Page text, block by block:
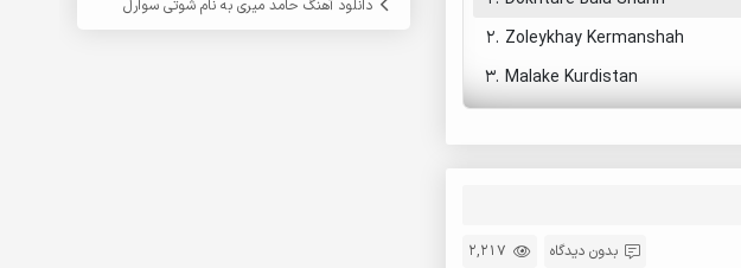
2. Zoleykhay Kermanshah
3. Malake Kurdistan
2,217 بدون دیدگاه
دانلود آهنگ حامد میری به نام شوتی سوارل